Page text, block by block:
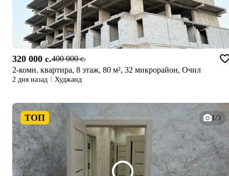
320 000 c.400 000 c.
2-комн. квартира, 8 этаж, 80 м², 32 микрорайон, Очил
2 дня назад Худжанд
ТОП 1/3